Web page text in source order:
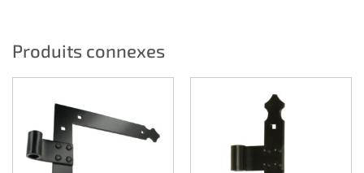
Produits connexes